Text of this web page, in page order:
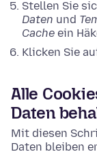
Stellen Sie
Daten und
Cache ein
Klicken Sie
Alle
Daten
Mit diesen
Daten bleiben